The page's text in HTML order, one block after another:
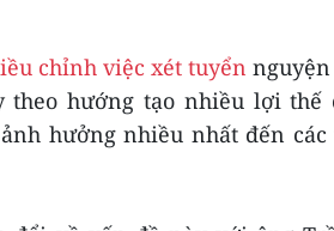
chỉnh việc xét tuyển
hướng tạo nhiều lợi thế
hưởng nhiều nhất đến